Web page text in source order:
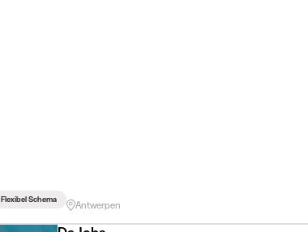
Flexibel Schema Antwerpen